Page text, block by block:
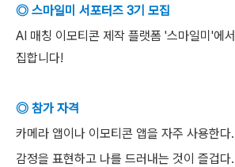
◎ 스마일미 서포터즈 3기 모집
AI 매칭 이모티콘 제작 플랫폼 '스마일미'에
집합니다!
◎ 참가 자격
카메라 앱이나 이모티콘 앱을 자주 사용한다.
감정을 표현하고 나를 드러내는 것이 즐겁다.